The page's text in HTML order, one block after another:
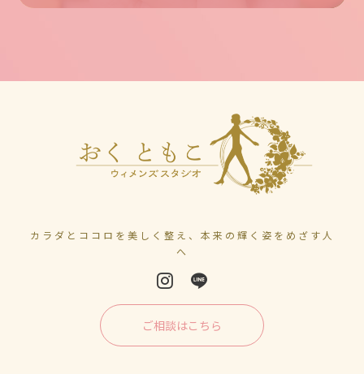
カラダとココロを美しく整え、本来の輝く姿をめざす人
へ
ご相談はこちら